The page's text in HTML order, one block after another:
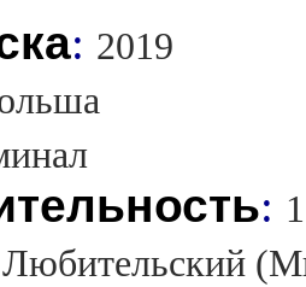
: 2019
:
Любительский